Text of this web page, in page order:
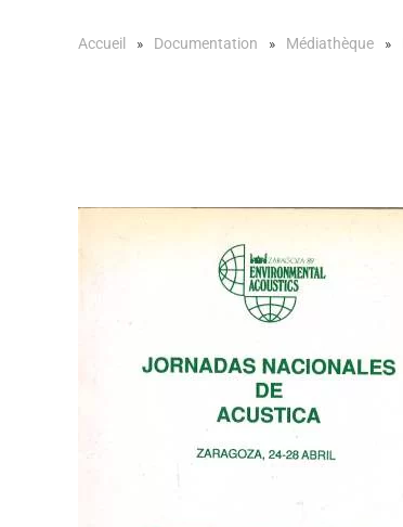
Accueil Documentation Médiathèque